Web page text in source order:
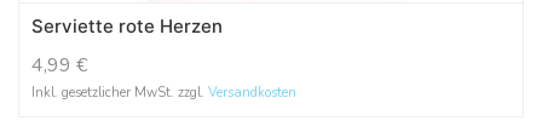
Serviette rote Herzen
4,99 €
Inkl. gesetzlicher MwSt. zzgl. Versandkosten